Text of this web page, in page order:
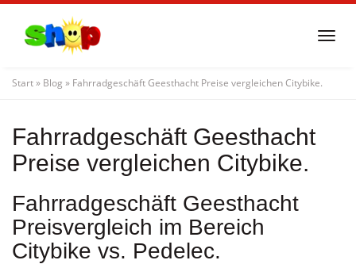
content
Start» Blog » Fahrradgeschäft Geesthacht Preise vergleichen Citybike.
Fahrradgeschäft Geesthacht
Preise vergleichen Citybike.
Fahrradgeschäft Geesthacht
Preisvergleich im Bereich
Citybike vs. Pedelec.